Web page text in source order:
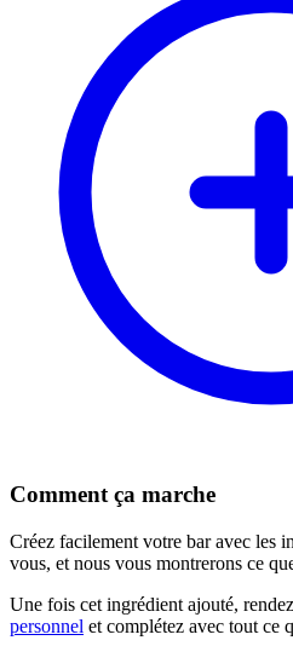
Comment ça marche
Créez facilement votre bar avec les
vous, et nous vous montrerons ce
Une fois cet ingrédient ajouté,
personnel et complétez avec tout ce